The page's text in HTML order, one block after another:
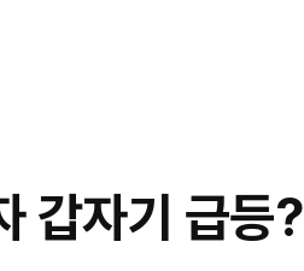
갑자기 급등?